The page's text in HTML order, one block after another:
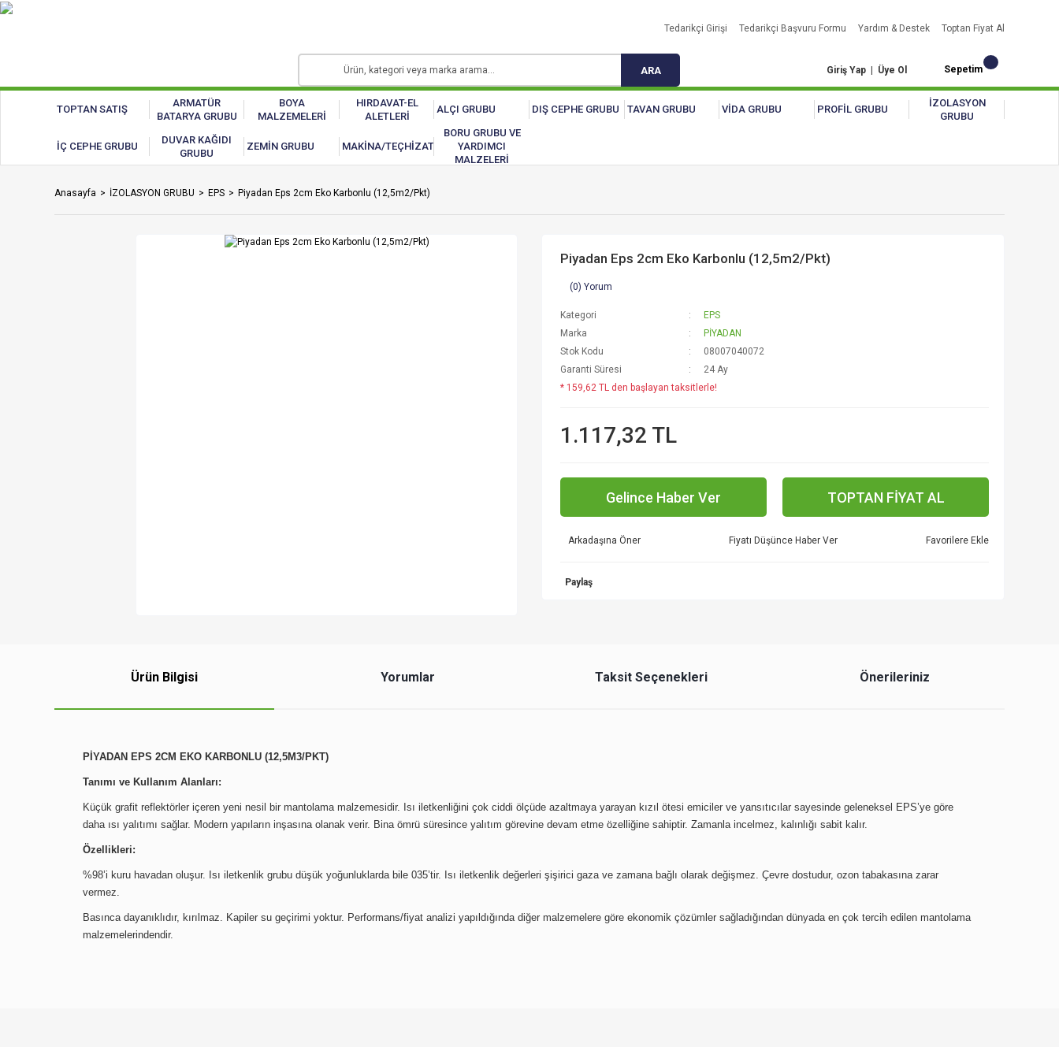
Tedarikçi Girişi Tedarikçi Başvuru Formu Yardım & Destek Toptan Fiyat Al
ARA Giriş Yap | Üye Ol Sepetim
TOPTAN SATIŞ
ARMATÜR
BATARYA GRUBU
BOYA
MALZEMELERİ
HIRDAVAT-EL
ALETLERİ
ALÇI GRUBU DIŞ CEPHE GRUBU TAVAN GRUBU VİDA GRUBU PROFİL GRUBU
İZOLASYON
GRUBU
İÇ CEPHE GRUBU
DUVAR KAĞIDI
GRUBU
ZEMİN GRUBU MAKİNA/TEÇHİZAT
BORU GRUBU VE
YARDIMCI
MALZELERİ
Anasayfa İZOLASYON GRUBU EPS Piyadan Eps 2cm Eko Karbonlu (12,5m2/Pkt)
Piyadan Eps 2cm Eko Karbonlu (12,5m2/Pkt)
(0) Yorum
Kategori
EPS
Marka
PİYADAN
Stok Kodu
08007040072
Garanti Süresi
24 Ay
* 159,62 TL den başlayan taksitlerle!
1.117,32 TL
Gelince Haber Ver TOPTAN FİYAT AL
Arkadaşına Öner Fiyatı Düşünce Haber Ver
Paylaş
Ürün Bilgisi Yorumlar Taksit Seçenekleri Önerileriniz
PİYADAN EPS 2CM EKO KARBONLU (12,5M3/PKT)
Tanımı ve Kullanım Alanları:
Küçük grafit reflektörler içeren yeni nesil bir mantolama malzemesidir. Isı iletkenliğini çok ciddi ölçüde azaltmaya yarayan kızıl ötesi emiciler ve yansıtıcılar sayesinde geleneksel EPS’ye göre
daha ısı yalıtımı sağlar. Modern yapıların inşasına olanak verir. Bina ömrü süresince yalıtım görevine devam etme özelliğine sahiptir. Zamanla incelmez, kalınlığı sabit kalır.
Özellikleri:
%98’i kuru havadan oluşur. Isı iletkenlik grubu düşük yoğunluklarda bile 035’tir. Isı iletkenlik değerleri şişirici gaza ve zamana bağlı olarak değişmez. Çevre dostudur, ozon tabakasına zarar
vermez.
Basınca dayanıklıdır, kırılmaz. Kapiler su geçirimi yoktur. Performans/fiyat analizi yapıldığında diğer malzemelere göre ekonomik çözümler sağladığından dünyada en çok tercih edilen mantolama
malzemelerindendir.